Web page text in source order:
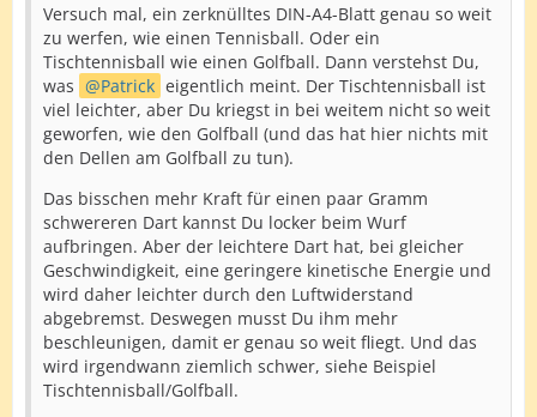
Versuch mal, ein zerknülltes DIN-A4-Blatt genau so weit
zu werfen, wie einen Tennisball. Oder ein
Tischtennisball wie einen Golfball. Dann verstehst Du,
was
Patrick eigentlich meint. Der Tischtennisball ist
viel leichter, aber Du kriegst in bei weitem nicht so weit
geworfen, wie den Golfball (und das hat hier nichts mit
den Dellen am Golfball zu tun).
Das bisschen mehr Kraft für einen paar Gramm
schwereren Dart kannst Du locker beim Wurf
aufbringen. Aber der leichtere Dart hat, bei gleicher
Geschwindigkeit, eine geringere kinetische Energie und
wird daher leichter durch den Luftwiderstand
abgebremst. Deswegen musst Du ihm mehr
beschleunigen, damit er genau so weit fliegt. Und das
wird irgendwann ziemlich schwer, siehe Beispiel
Tischtennisball/Golfball.